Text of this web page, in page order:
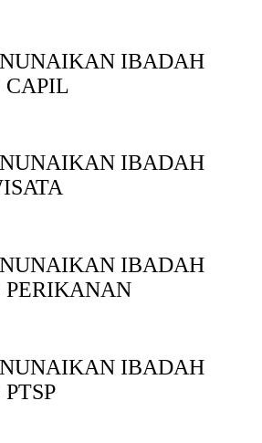
IBADAH
CAPIL
IBADAH
IBADAH
PERIKANAN
IBADAH